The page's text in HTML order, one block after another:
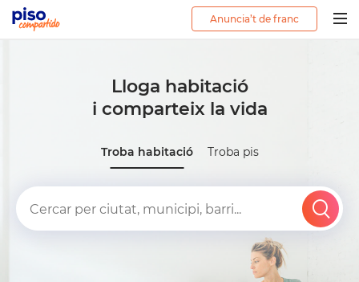
Anuncia’t de franc
Lloga habitació
i comparteix la vida
Troba habitació Troba pis